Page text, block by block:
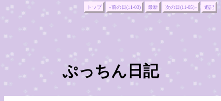
トップ «前の日(11-03) 最新 次の日(11-05)» 追記
ぷっちん日記